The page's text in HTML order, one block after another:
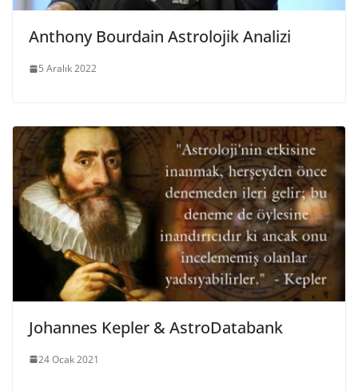
Anthony Bourdain Astrolojik Analizi
5 Aralık 2022
Johannes Kepler & AstroDatabank
24 Ocak 2021